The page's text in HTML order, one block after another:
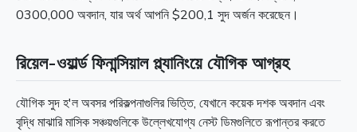
0300,000 অবদান, যার অর্থ আপনি $200,1 সুদ অর্জন করেছেন।
রিয়েল-ওয়ার্ল্ড ফিনান্সিয়াল প্ল্যানিংয়ে যৌগিক আগ্রহ
যৌগিক সুদ হ'ল অবসর পরিকল্পনাগুলির ভিত্তি, যেখানে কয়েক দশক অবদান এবং
বৃদ্ধি মাঝারি মাসিক সঞ্চয়গুলিকে উল্লেখযোগ্য নেস্ট ডিমগুলিতে রূপান্তর করতে